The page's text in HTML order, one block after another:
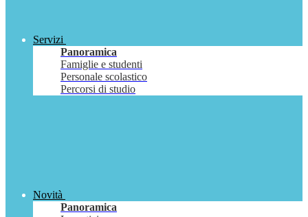
Servizi
Panoramica
Famiglie e studenti
Personale scolastico
Percorsi di studio
Novità
Panoramica